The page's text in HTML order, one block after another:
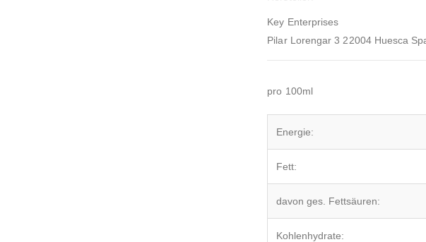
Key Enterprises
Pilar Lorengar 3 22004 Huesca
pro 100ml
Energie:
Fett:
davon ges. Fettsäuren:
Kohlenhydrate: